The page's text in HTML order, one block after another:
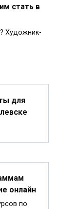
стать в
Художник-
для
онлайн
по